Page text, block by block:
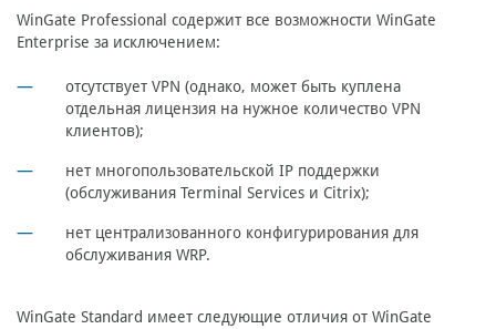
WinGate Professional содержит все возможности WinGate
Enterprise за исключением:
отсутствует VPN (однако, может быть куплена
отдельная лицензия на нужное количество VPN
клиентов);
нет многопользовательской IP поддержки
(обслуживания Terminal Services и Citrix);
нет централизованного конфигурирования для
обслуживания WRP.
WinGate Standard имеет следующие отличия от WinGate